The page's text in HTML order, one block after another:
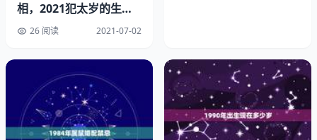
按照年算，年今年29周岁，30虚岁。生肖马。属马的多大
90年。
年龄计算方式
1、按惯例：出生时为零岁，每到一个公历生日长一岁。
《关于审理未成年人刑事案件具体应用若干问题的解释》第
相，2021犯太岁的生肖
有哪些
26 阅读 2021-07-02